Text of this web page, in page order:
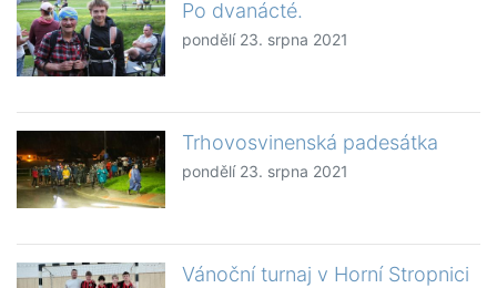
Po dvanácté.
pondělí 23. srpna 2021
Trhovosvinenská padesátka
pondělí 23. srpna 2021
Vánoční turnaj v Horní Stropnici